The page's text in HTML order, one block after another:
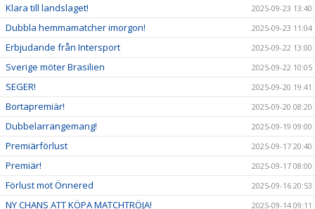
Klara till landslaget! 2025-09-23 13:40
Dubbla hemmamatcher imorgon! 2025-09-23 11:04
Erbjudande från Intersport 2025-09-22 13:00
Sverige möter Brasilien 2025-09-22 10:05
SEGER! 2025-09-20 19:41
Bortapremiär! 2025-09-20 08:20
Dubbelarrangemang! 2025-09-19 09:00
Premiärförlust 2025-09-17 20:40
Premiär! 2025-09-17 08:00
Förlust mot Önnered 2025-09-16 20:53
NY CHANS ATT KÖPA MATCHTRÖJA! 2025-09-14 09:11